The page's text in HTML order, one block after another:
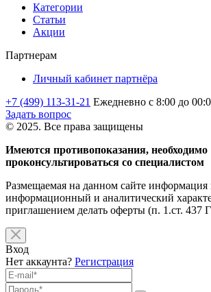
Категории
Статьи
Акции
Партнерам
Личный кабинет партнёра
+7 (499) 113-31-21 Ежедневно с 8:00 до
Задать вопрос
© 2025. Все права защищены
Имеются противопоказания, необходимо
проконсультироваться со специалистом
Размещаемая на данном сайте информация
информационный и аналитический
приглашением делать оферты (п. 1.ст. 437
Вход
Нет аккаунта? Регистрация